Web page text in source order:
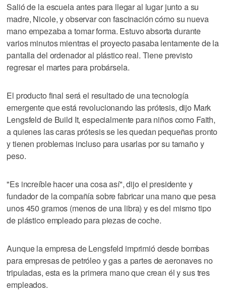
Salió de la escuela antes para llegar al lugar junto a su
madre, Nicole, y observar con fascinación cómo su nueva
mano empezaba a tomar forma. Estuvo absorta durante
varios minutos mientras el proyecto pasaba lentamente de la
pantalla del ordenador al plástico real. Tiene previsto
regresar el martes para probársela.
El producto final será el resultado de una tecnología
emergente que está revolucionando las prótesis, dijo Mark
Lengsfeld de Build It, especialmente para niños como Faith,
a quienes las caras prótesis se les quedan pequeñas pronto
y tienen problemas incluso para usarlas por su tamaño y
peso.
"Es increíble hacer una cosa así", dijo el presidente y
fundador de la compañía sobre fabricar una mano que pesa
unos 450 gramos (menos de una libra) y es del mismo tipo
de plástico empleado para piezas de coche.
Aunque la empresa de Lengsfeld imprimió desde bombas
para empresas de petróleo y gas a partes de aeronaves no
tripuladas, esta es la primera mano que crean él y sus tres
empleados.